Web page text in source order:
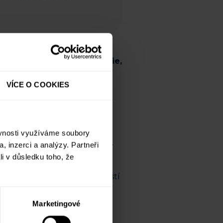
VÍCE O COOKIES
využíváme soubory
inzerci a analýzy. Partneři
v důsledku toho, že
Marketingové
moderní technologie,
v rozhovoru odkrývá
naučili, co nyní
strategii na budoucí
bezstarostnost v pronájmu.
které za společností
větších a zajímavějších